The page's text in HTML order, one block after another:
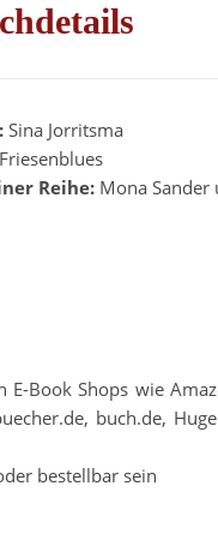
Sina Jorritsma
Friesenblues
Reihe: Mona
Book Shops wie
buch.de,
bestellbar sein